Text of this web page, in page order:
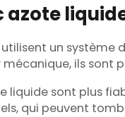
azote
un
ils sont
liquide sont plus
qui peuvent